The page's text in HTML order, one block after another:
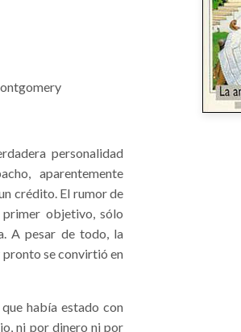
personalidad
aparentemente
crédito. El rumor de
objetivo, sólo
A pesar de todo, la
pronto se convirtió en
había estado con
ni por dinero ni por